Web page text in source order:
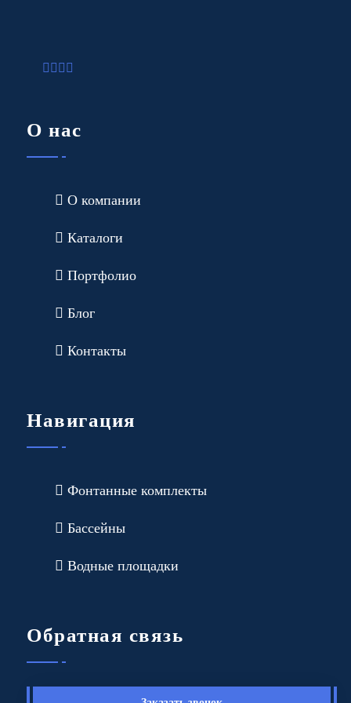
О нас
О компании
Каталоги
Портфолио
Блог
Контакты
Навигация
Фонтанные комплекты
Бассейны
Водные площадки
Обратная связь